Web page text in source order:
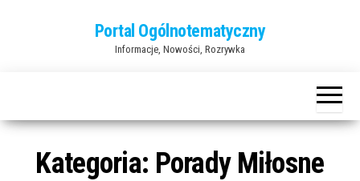
Portal Ogólnotematyczny
Informacje, Nowości, Rozrywka
Kategoria: Porady Miłosne